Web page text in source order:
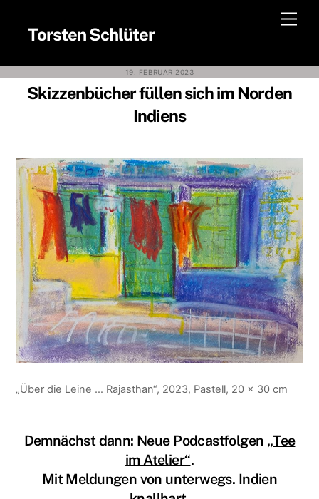
contentTorsten Schlüter
19. FEBRUAR 2023
Skizzenbücher füllen sich im Norden
Indiens
„Über die Leine … Rajasthan“, 2023, Pastell, 20 x 30 cm
Demnächst dann: Neue Podcastfolgen „Tee
im Atelier“.
Mit Meldungen von unterwegs. Indien